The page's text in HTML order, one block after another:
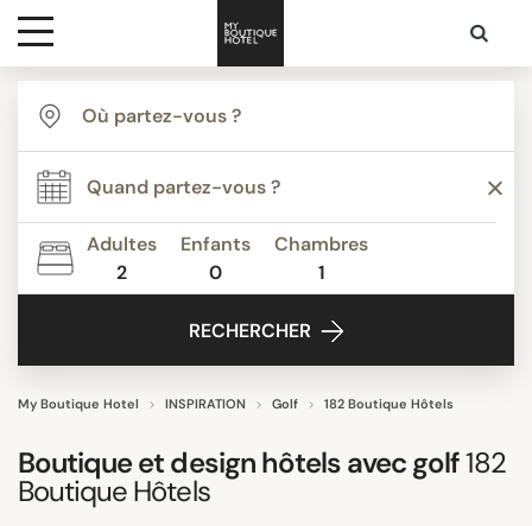
Destinations
Inspiration
Media
Adultes
2
Enfants
0
Chambres
1
RECHERCHER
My Boutique Hotel INSPIRATION Golf 182 Boutique Hôtels
Boutique et design hôtels avecgolf182
Boutique Hôtels
TYPE
Agritourisme
Appartements
Bed & Breakfast
Boutique Hotels de Luxe
Boutique Hôtels
Budget Hotels
Classique